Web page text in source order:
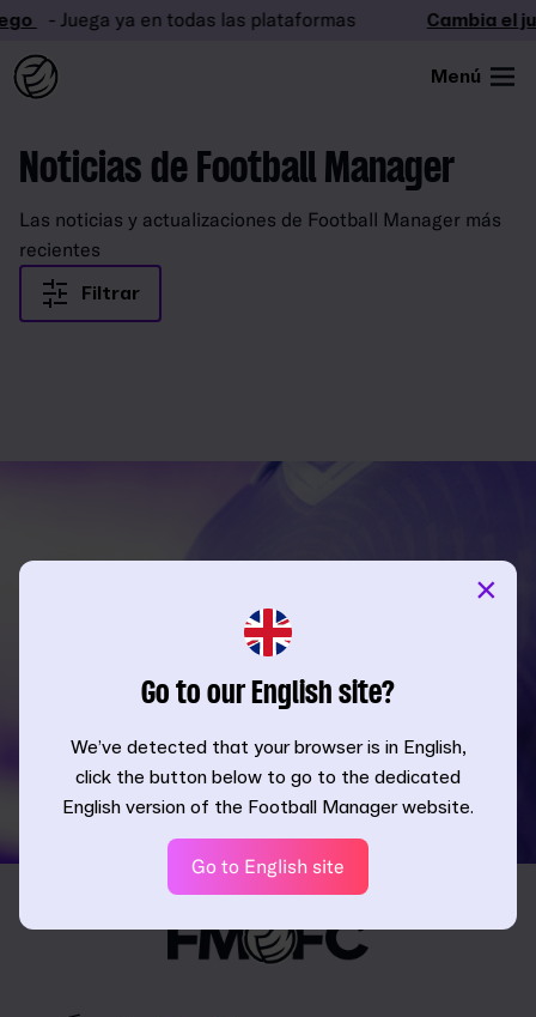
- Juega ya en todas las plataformas Cambia el
Menú
Noticias de Football Manager
Las noticias y actualizaciones de Football Manager más
recientes
Filtrar
Go to our English site?
We’ve detected that your browser is in English,
click the button below to go to the dedicated
English version of the Football Manager website.
Go to English site
×